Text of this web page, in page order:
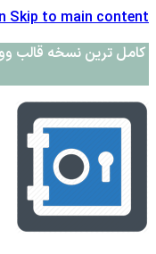
Skip to main content
کامل ترین نسخه قالب